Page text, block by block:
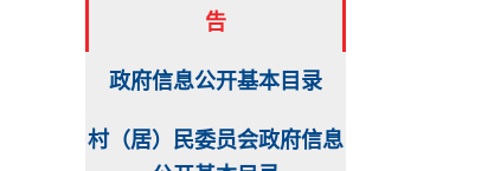
告
政府信息公开基本目录
村（居）民委员会政府信息